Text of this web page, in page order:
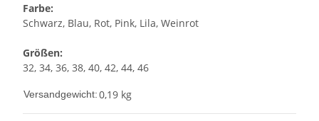
Farbe:
Schwarz, Blau, Rot, Pink, Lila, Weinrot
Größen:
32, 34, 36, 38, 40, 42, 44, 46
Versandgewicht:0,19 kg